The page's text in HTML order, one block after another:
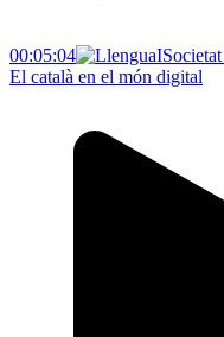
00:05:04
El català en el món digital